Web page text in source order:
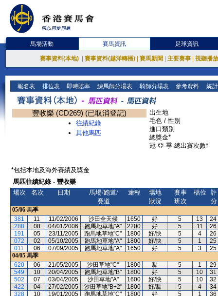
馬場活動 賽馬資訊 足球資訊
賽事資料(本地) 賽事資料(越洋轉播) 賽馬新聞 主要賽事 視聽播
報名表 排位表 即時賠率 練馬師分場表 騎師分場表 參考資料 統
豐收樂 (CD269) (已取消登記)
往績紀錄
其他馬匹
出生地
毛色 / 性別
進口類別
總獎金*
冠-亞-季-總出賽次數*
*包括本地及海外賽績及獎金
馬匹往績紀錄 - 豐收樂
場次
名次 日期
馬場/跑道/
賽道
途程
場地
狀況
賽事
班次
檔位
評
分
05/06 馬季
381
11 11/02/2006 沙田全天候 1650 好 5 13
24
288
08 04/01/2006 跑馬地草地"A" 2200 好 5 11
26
191
05 23/11/2005 跑馬地草地"C" 1800 好/快 5 4
26
072
02 05/10/2005 跑馬地草地"A" 1800 好/快 5 1
25
011
06 07/09/2005 跑馬地草地"A" 1650 好 5 3
25
04/05 馬季
620
06 21/05/2005 沙田草地"C" 1800 黏 5 1
29
549
10 20/04/2005 跑馬地草地"B" 1800 好 5 10
31
502
07 03/04/2005 沙田草地"A" 1600 好/快 5 10
32
422
04 27/02/2005 沙田草地"B+2" 1800 好/黏 5 4
34
328
10 19/01/2005 跑馬地草地"C" 1800 好 5 1
36